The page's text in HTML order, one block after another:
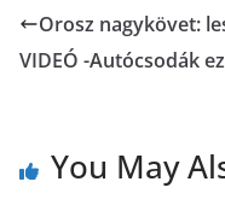
b
o
k
t
e
Orosz nagykövet:
VIDEÓ -Autócsodák
You May